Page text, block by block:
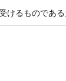
けるものである